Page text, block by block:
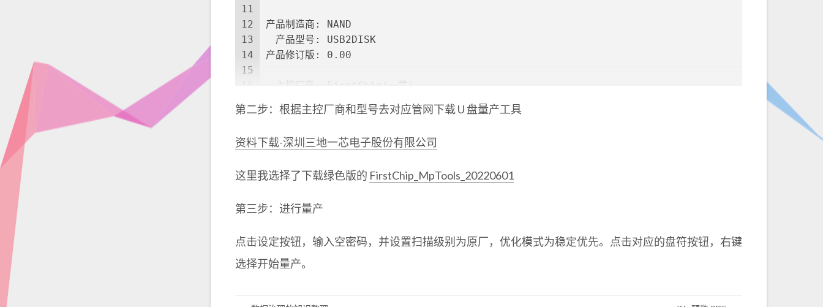
11
12
13
14
15
16
17
18
产品制造商: NAND
产品型号: USB2DISK
产品修订版: 0.00
主控厂商: FirstChip(一芯)
主控型号: chipYC2019
第二步：根据主控厂商和型号去对应管网下载 U 盘量产工具
资料下载-深圳三地一芯电子股份有限公司
这里我选择了下载绿色版的 FirstChip_MpTools_20220601
第三步：进行量产
点击设定按钮，输入空密码，并设置扫描级别为原厂，优化模式为稳定优先。点击对应的盘符按钮，右键
选择开始量产。